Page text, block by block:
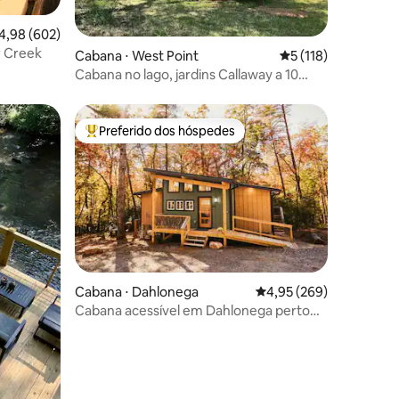
de uma avaliação média de 5, 602 avaliações
(602)
Creek
Cabana ⋅ West Point 5 de uma avaliação
5 (118)
Cabana no lago, jardins Callaway a 10
hóspedes Entre os melhores preferidos dos hóspedes
Preferido dos hóspedes
Cabana ⋅ Dahlonega 4,95 de uma avaliação
4,95 (269)
Cabana acessível em Dahlonega perto